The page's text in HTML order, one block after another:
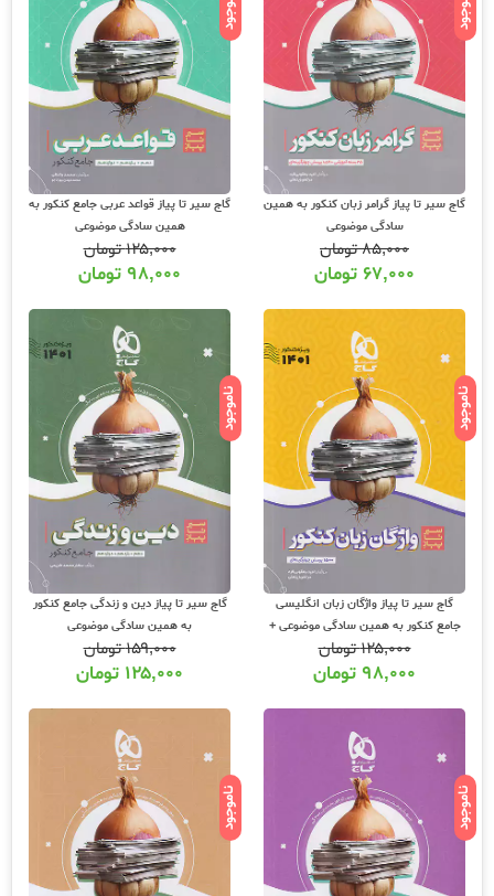
گاج سیر تا پیاز گرامر زبان کنکور به همین
سادگی موضوعی
۸۵,۰۰۰تومان
۶۷,۰۰۰ تومان
گاج سیر تا پیاز قواعد عربی جامع کنکور به
همین سادگی موضوعی
۱۲۵,۰۰۰تومان
۹۸,۰۰۰ تومان
ناموجود
گاج سیر تا پیاز واژگان زبان انگلیسی
جامع کنکور به همین سادگی موضوعی +
کتابچه رایگان
۱۲۵,۰۰۰تومان
۹۸,۰۰۰ تومان
ناموجود
گاج سیر تا پیاز دین و زندگی جامع کنکور
به همین سادگی موضوعی
۱۵۹,۰۰۰تومان
۱۲۵,۰۰۰ تومان
ناموجود ناموجود